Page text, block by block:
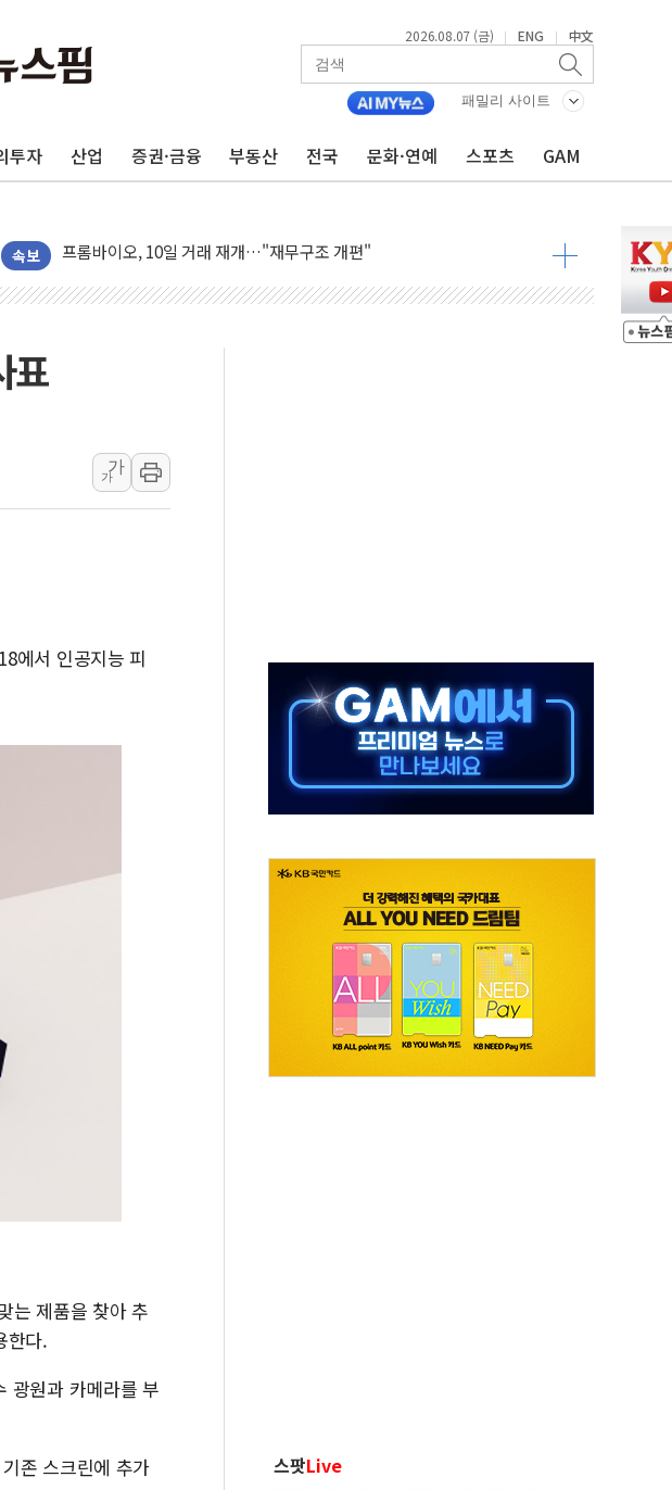
2026.08.07 (금) | ENG | 中文
패밀리 사이트
투자 산업 증권·금융 부동산 전국 문화·연예 스포츠 GAM
속보
'변기 수리' 집주인에게 흉기 휘두른 30대 세입자…경찰, 현행범 체포
워트, 상반기 영업이익 30억원
NH농협생명, 농작업 중 온열질환 보장…폭염기 신속 보상 강화
아바코, 2분기 매출 120억원
보로노이, 폐암 치료제 'VRN11' 캐나다 IND 신청
벼랑 끝 선 '동전주' 무더기 상폐 위기…관리종목 우려 지정예고 총 63개
1순위보다 낮은 특별공급 경쟁률… 실수요자 관심
컴투스 '제우스: 오만의 신' 26일 출시, 유저의 캐릭터가 AI로 플레이한다
KDB생명 본입찰 3파전…한화·흥국·한투 참여
반도체공학회 "R&D직 주 52시간제 개선해야…기술격차 확대 막아야"
카카오, 2026년 임금협약 타결…연봉 6.3% 인상
현대카드, 박재범·실리카겔 등 8~9월 공연 라인업 공개
[르포] 육군, 2031년까지 3개 보급단 '1등급 스마트 물류센터' 전환
표
가
가
에서 인공지능 피
는 제품을 찾아 추
한다.
광원과 카메라를 부
존 스크린에 추가
스팟Live